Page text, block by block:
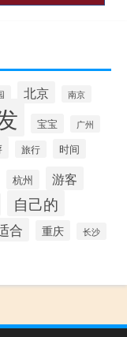
北京 南京
宝宝 广州
旅行 时间
杭州 游客
自己的
合 重庆 长沙